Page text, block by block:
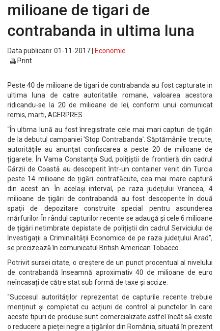
milioane de tigari de
contrabanda in ultima luna
Data publicarii: 01-11-2017 |
Economie
Print
Peste 40 de milioane de tigari de contrabanda au fost capturate in
ultima luna de catre autoritatile romane, valoarea acestora
ridicandu-se la 20 de milioane de lei, conform unui comunicat
remis, marti, AGERPRES.
"În ultima lună au fost înregistrate cele mai mari capturi de țigări
de la debutul campaniei 'Stop Contrabanda'. Săptămânile trecute,
autoritățile au anunțat confiscarea a peste 20 de milioane de
țigarete. În Vama Constanța Sud, polițiștii de frontieră din cadrul
Gărzii de Coastă au descoperit într-un container venit din Turcia
peste 14 milioane de țigări contrafăcute, cea mai mare captură
din acest an. În același interval, pe raza județului Vrancea, 4
milioane de țigări de contrabandă au fost descoperite în două
spații de depozitare construite special pentru ascunderea
mărfurilor. În rândul capturilor recente se adaugă și cele 6 milioane
de țigări netimbrate depistate de polițiștii din cadrul Serviciului de
Investigații a Criminalității Economice de pe raza județului Arad",
se precizează în comunicatul British American Tobacco.
Potrivit sursei citate, o creștere de un punct procentual al nivelului
de contrabandă înseamnă aproximativ 40 de milioane de euro
neîncasați de către stat sub formă de taxe și accize.
"Succesul autorităților reprezentat de capturile recente trebuie
menținut și completat cu acțiuni de control al punctelor în care
aceste tipuri de produse sunt comercializate astfel încât să existe
o reducere a pieței negre a țigărilor din România, situată în prezent